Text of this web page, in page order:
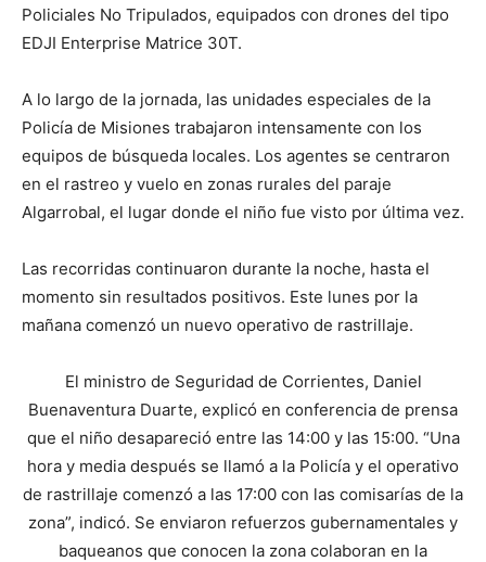
Policiales No Tripulados, equipados con drones del tipo
EDJI Enterprise Matrice 30T.
A lo largo de la jornada, las unidades especiales de la
Policía de Misiones trabajaron intensamente con los
equipos de búsqueda locales. Los agentes se centraron
en el rastreo y vuelo en zonas rurales del paraje
Algarrobal, el lugar donde el niño fue visto por última vez.
Las recorridas continuaron durante la noche, hasta el
momento sin resultados positivos. Este lunes por la
mañana comenzó un nuevo operativo de rastrillaje.
El ministro de Seguridad de Corrientes, Daniel
Buenaventura Duarte, explicó en conferencia de prensa
que el niño desapareció entre las 14:00 y las 15:00. “Una
hora y media después se llamó a la Policía y el operativo
de rastrillaje comenzó a las 17:00 con las comisarías de la
zona”, indicó. Se enviaron refuerzos gubernamentales y
baqueanos que conocen la zona colaboran en la